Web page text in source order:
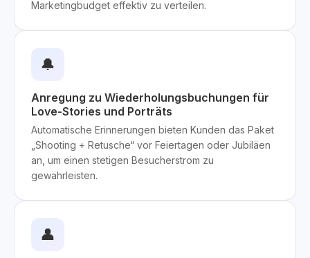
Marketingbudget effektiv zu verteilen.
🔔
Anregung zu Wiederholungsbuchungen für
Love-Stories und Porträts
Automatische Erinnerungen bieten Kunden das Paket
„Shooting + Retusche“ vor Feiertagen oder Jubiläen
an, um einen stetigen Besucherstrom zu
gewährleisten.
👤